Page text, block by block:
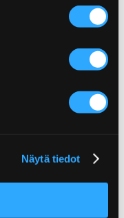
Näytä tiedot